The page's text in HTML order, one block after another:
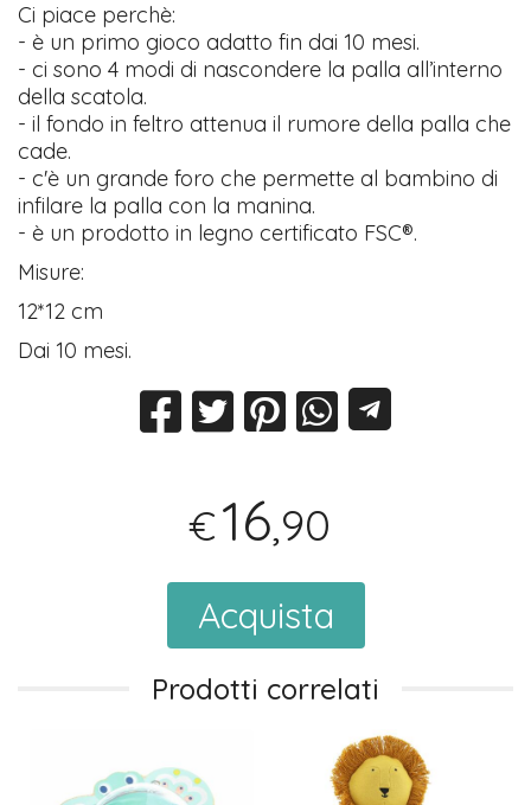
Ci piace perchè:
- è un primo gioco adatto fin dai 10 mesi.
- ci sono 4 modi di nascondere la palla all’interno
della scatola.
- il fondo in feltro attenua il rumore della palla che
cade.
- c'è un grande foro che permette al bambino di
infilare la palla con la manina.
- è un prodotto in legno certificato FSC®.
Misure:
12*12 cm
Dai 10 mesi.
€16,90
Acquista
Prodotti correlati